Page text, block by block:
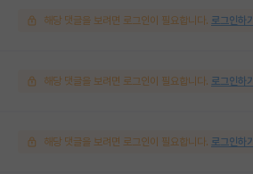
해당 댓글을 보려면 로그인이 필요합니다. 로그인하기
해당 댓글을 보려면 로그인이 필요합니다. 로그인하기
해당 댓글을 보려면 로그인이 필요합니다. 로그인하기